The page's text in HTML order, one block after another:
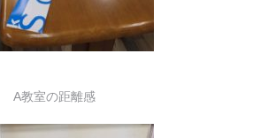
A教室の距離感